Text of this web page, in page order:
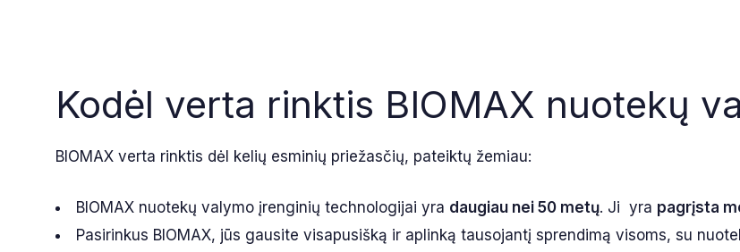
Kodėl verta rinktis BIOMAX nuotekų
BIOMAX verta rinktis dėl kelių esminių priežasčių, pateiktų žemiau:
BIOMAX nuotekų valymo įrenginių technologijai yra daugiau nei 50 metų. Ji yra pagrįsta
Pasirinkus BIOMAX, jūs gausite visapusišką ir aplinką tausojantį sprendimą visoms, su